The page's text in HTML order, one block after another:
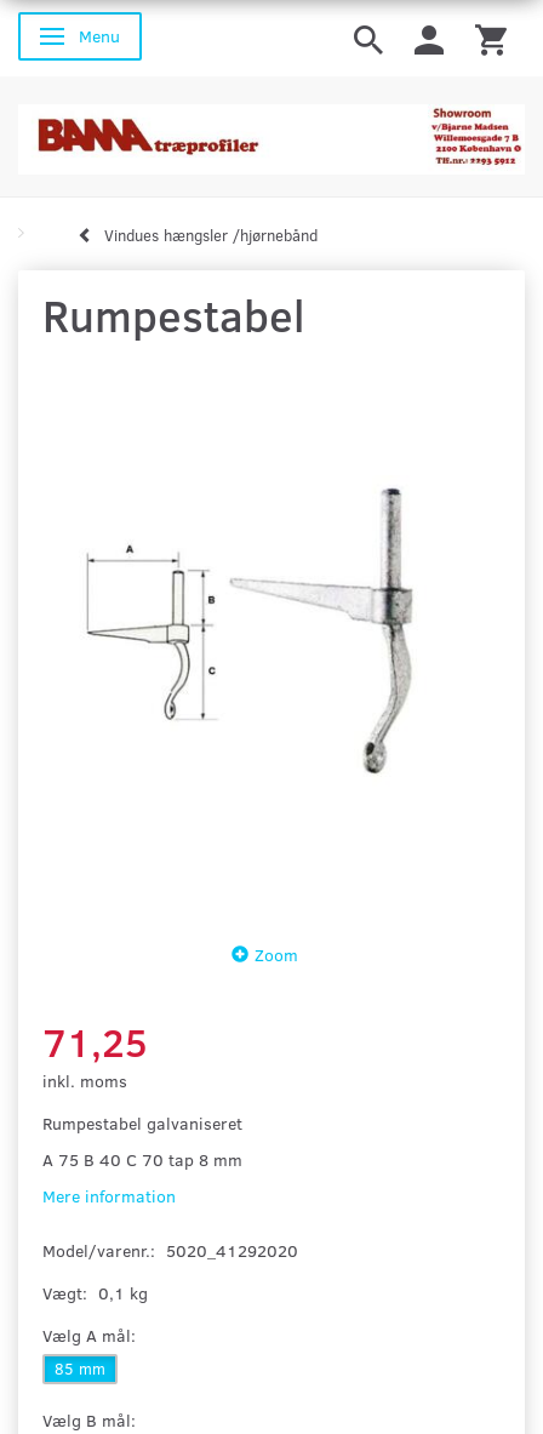
Skifte navigation
Menu
Vindues hængsler /hjørnebånd
Rumpestabel
Zoom
71,25
inkl. moms
Rumpestabel galvaniseret
A 75 B 40 C 70 tap 8 mm
Mere information
Model/varenr.: 5020_41292020
Vægt: 0,1 kg
Vælg A mål:
85 mm
Vælg B mål: